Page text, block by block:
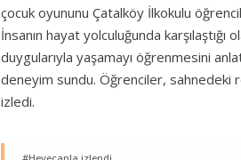
çocuk oyununu Çatalköy İlkokulu
İnsanın hayat yolculuğunda
duygularıyla yaşamayı öğrenmesini
deneyim sundu. Öğrenciler, sahnedeki
izledi.